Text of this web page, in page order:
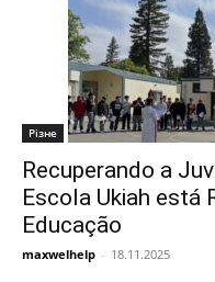
Різне
Recuperando a
Escola Ukiah está
Educação
maxwelhelp - 18.11.2025